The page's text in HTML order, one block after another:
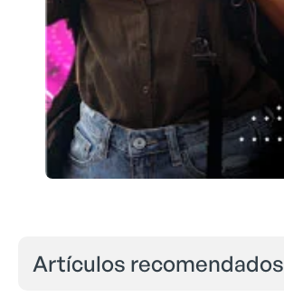
Artículos recomendados